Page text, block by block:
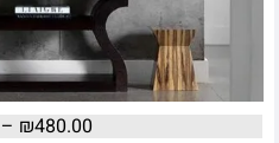
₪480.00
–